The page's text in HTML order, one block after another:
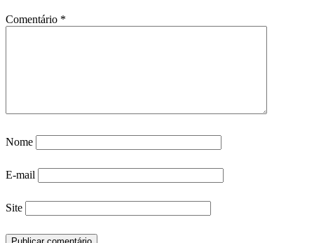
Comentário *
Nome
E-mail
Site